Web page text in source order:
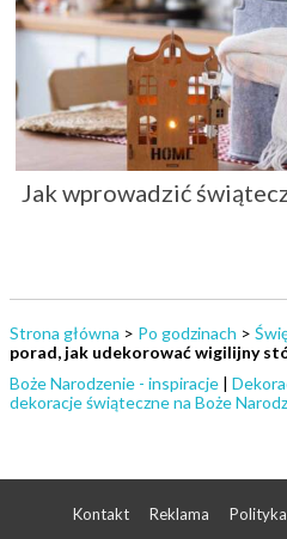
Jak wprowadzić
Strona główna > Po godzinach >
porad, jak udekorować wigilijny
Boże Narodzenie - inspiracje |
dekoracje świąteczne na Boże
Kontakt Reklama